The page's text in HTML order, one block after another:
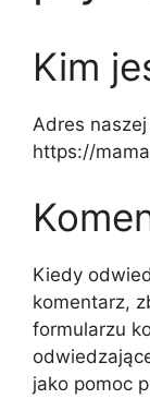
Kim
Adres
https://
Kiedy
komentarz,
formularzu
jako pomoc